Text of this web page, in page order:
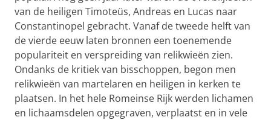
van de heiligen Timoteüs, Andreas en Lucas naar
Constantinopel gebracht. Vanaf de tweede helft van
de vierde eeuw laten bronnen een toenemende
populariteit en verspreiding van relikwieën zien.
Ondanks de kritiek van bisschoppen, begon men
relikwieën van martelaren en heiligen in kerken te
plaatsen. In het hele Romeinse Rijk werden lichamen
en lichaamsdelen opgegraven, verplaatst en in vele